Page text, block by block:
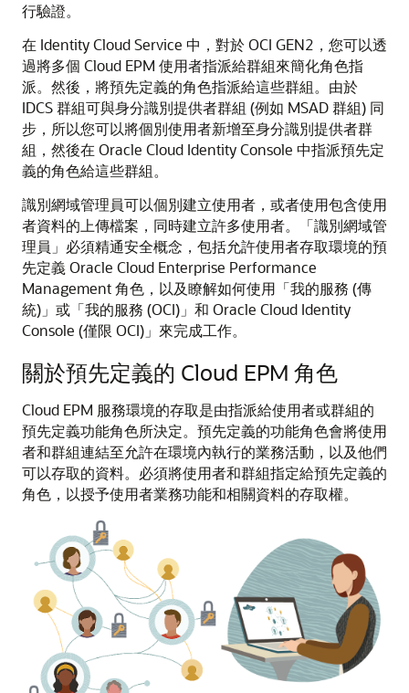
行驗證。
在 Identity Cloud Service 中，對於 OCI GEN2，您可以透
過將多個 Cloud EPM 使用者指派給群組來簡化角色指
派。然後，將預先定義的角色指派給這些群組。由於
IDCS 群組可與身分識別提供者群組 (例如 MSAD 群組) 同
步，所以您可以將個別使用者新增至身分識別提供者群
組，然後在 Oracle Cloud Identity Console 中指派預先定
義的角色給這些群組。
識別網域管理員可以個別建立使用者，或者使用包含使用
者資料的上傳檔案，同時建立許多使用者。「識別網域管
理員」必須精通安全概念，包括允許使用者存取環境的預
先定義 Oracle Cloud Enterprise Performance
Management 角色，以及瞭解如何使用「我的服務 (傳
統)」或「我的服務 (OCI)」和 Oracle Cloud Identity
Console (僅限 OCI)」來完成工作。
關於預先定義的 Cloud EPM 角色
Cloud EPM 服務環境的存取是由指派給使用者或群組的
預先定義功能角色所決定。預先定義的功能角色會將使用
者和群組連結至允許在環境內執行的業務活動，以及他們
可以存取的資料。必須將使用者和群組指定給預先定義的
角色，以授予使用者業務功能和相關資料的存取權。